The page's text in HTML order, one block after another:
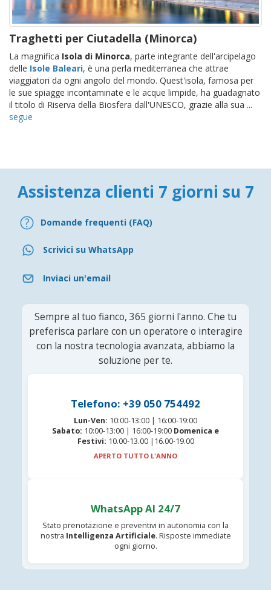
Traghetti per Ciutadella (Minorca)
La magnifica Isola di Minorca, parte integrante dell'arcipelago
delle Isole Baleari, è una perla mediterranea che attrae
viaggiatori da ogni angolo del mondo. Quest'isola, famosa per
le sue spiagge incontaminate e le acque limpide, ha guadagnato
il titolo di Riserva della Biosfera dall'UNESCO, grazie alla sua ...
segue
Assistenza clienti 7 giorni su 7
Domande frequenti (FAQ)
Scrivici su WhatsApp
Inviaci un'email
Sempre al tuo fianco, 365 giorni l'anno. Che tu
preferisca parlare con un operatore o interagire
con la nostra tecnologia avanzata, abbiamo la
soluzione per te.
Telefono: +39 050 754492
Lun-Ven: 10:00-13:00 | 16:00-19:00
Sabato: 10:00-13:00 | 16:00-19:00 Domenica e
Festivi: 10.00-13.00 |16.00-19.00
APERTO TUTTO L'ANNO
WhatsApp AI 24/7
Stato prenotazione e preventivi in autonomia con la
nostra Intelligenza Artificiale. Risposte immediate
ogni giorno.